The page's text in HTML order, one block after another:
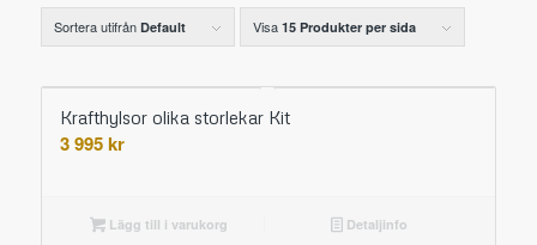
Sortera utifrån Default Visa 15 Produkter per sida
Krafthylsor olika storlekar Kit
3 995kr
Lägg till i varukorg Detaljinfo